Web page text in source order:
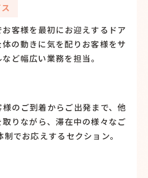
客様を最初にお迎えするドア
の動きに気を配りお客様をサ
ど幅広い業務を担当。
のご到着からご出発まで、他
りながら、滞在中の様々なご
でお応えするセクション。